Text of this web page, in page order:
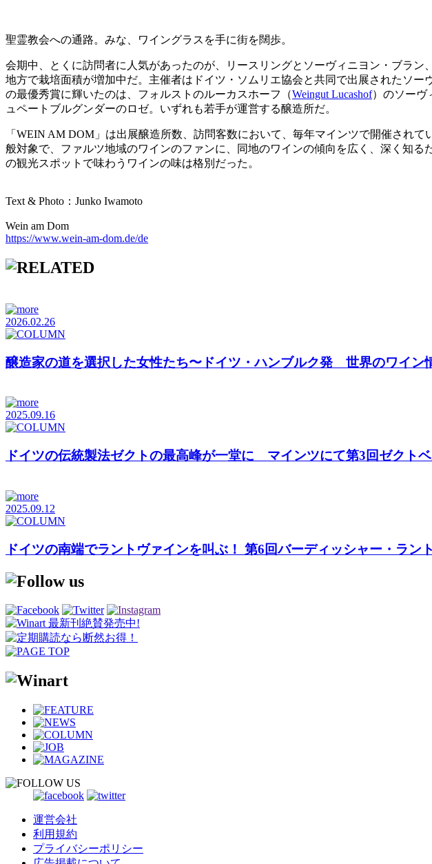
聖霊教会への通路。みな、ワイングラスを手に街を闊歩。
会期中、とくに訪問者に人気があったのが、リースリングとソーヴィニヨン・ブラ
地方で栽培面積が増加中だ。主催者はドイツ・ソムリエ協会と共同で出展されたソ
の最優秀賞に輝いたのは、フォルストのルーカスホーフ（Weingut Lucashof）のソーヴ
ュペートブルグンダーのロゼ。いずれも若手が運営する醸造所だ。
「WEIN AM DOM」は出展醸造所数、訪問客数において、毎年マインツで開催され
般対象で、ファルツ地域のワインのファンに、同地のワインの傾向を広く、深く知
の観光スポットで味わうワインの味は格別だった。
Text & Photo：Junko Iwamoto
Wein am Dom
https://www.wein-am-dom.de/de
2026.02.26
醸造家の道を選択した女性たち〜ドイツ・ハンブルク発 世界のワイン
2025.09.16
ドイツの伝統製法ゼクトの最高峰が一堂に マインツにて第3回ゼクト
2025.09.12
ドイツの南端でラントヴァインを叫ぶ！ 第6回バーディッシャー・ラ
運営会社
利用規約
プライバシーポリシー